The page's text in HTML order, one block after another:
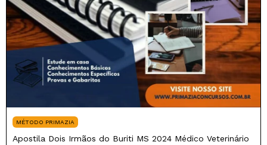
MÉTODO PRIMAZIA
Apostila Dois Irmãos do Buriti MS 2024 Médico Veterinário